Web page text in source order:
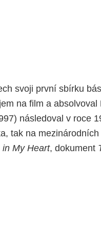
svoji první sbírku
na film a
následoval v roce
tak na
in My Heart, dokument